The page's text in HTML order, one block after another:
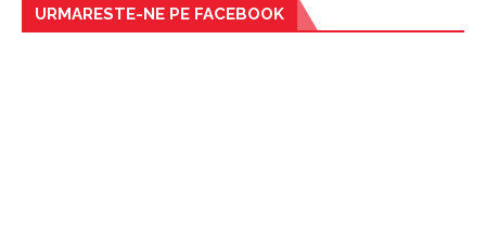
URMARESTE-NE PE FACEBOOK